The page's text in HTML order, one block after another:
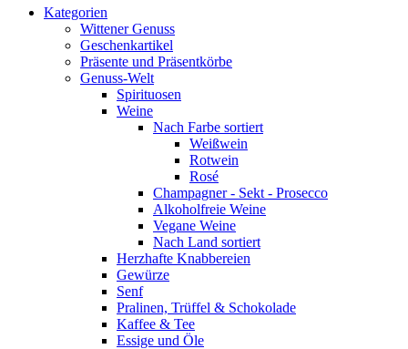
Kategorien
Wittener Genuss
Geschenkartikel
Präsente und Präsentkörbe
Genuss-Welt
Spirituosen
Weine
Nach Farbe sortiert
Weißwein
Rotwein
Rosé
Champagner - Sekt - Prosecco
Alkoholfreie Weine
Vegane Weine
Nach Land sortiert
Herzhafte Knabbereien
Gewürze
Senf
Pralinen, Trüffel & Schokolade
Kaffee & Tee
Essige und Öle